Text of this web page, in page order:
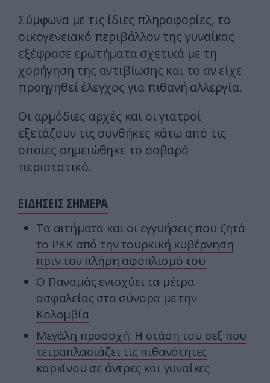
Σύμφωνα με τις ίδιες πληροφορίες, το
οικογενειακό περιβάλλον της γυναίκας
εξέφρασε ερωτήματα σχετικά με τη
χορήγηση της αντιβίωσης και το αν είχε
προηγηθεί έλεγχος για πιθανή αλλεργία.
Οι αρμόδιες αρχές και οι γιατροί
εξετάζουν τις συνθήκες κάτω από τις
οποίες σημειώθηκε το σοβαρό
περιστατικό.
ΕΙΔΗΣΕΙΣ ΣΗΜΕΡΑ
Τα αιτήματα και οι εγγυήσεις που ζητά
το PKK από την τουρκική κυβέρνηση
πριν τον πλήρη αφοπλισμό του
Ο Παναμάς ενισχύει τα μέτρα
ασφαλείας στα σύνορα με την
Κολομβία
Μεγάλη προσοχή: Η στάση του σεξ που
τετραπλασιάζει τις πιθανότητες
καρκίνου σε άντρες και γυναίκες